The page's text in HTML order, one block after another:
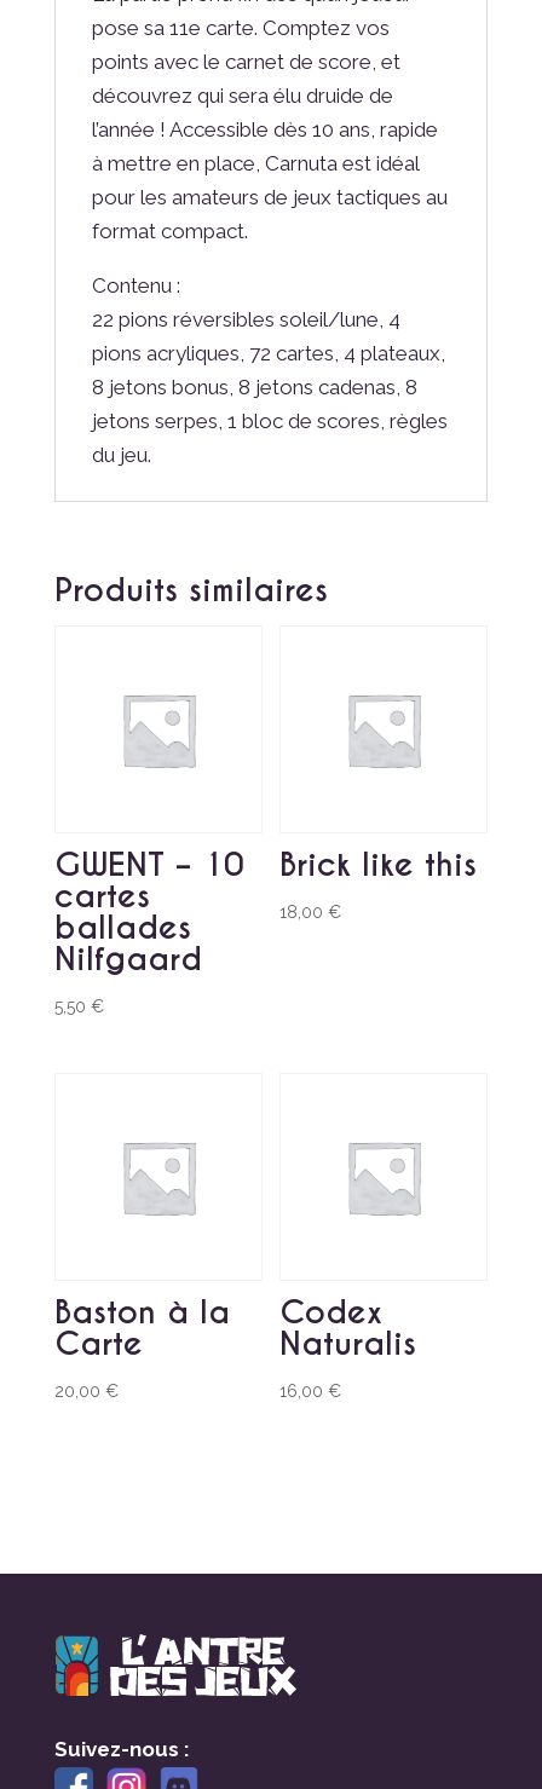
pose sa 11e carte. Comptez vos
points avec le carnet de score, et
découvrez qui sera élu druide de
l’année ! Accessible dès 10 ans, rapide
à mettre en place, Carnuta est idéal
pour les amateurs de jeux tactiques au
format compact.
Contenu :
22 pions réversibles soleil/lune, 4
pions acryliques, 72 cartes, 4 plateaux,
8 jetons bonus, 8 jetons cadenas, 8
jetons serpes, 1 bloc de scores, règles
du jeu.
Produits similaires
GWENT – 10
cartes
ballades
Nilfgaard
5,50 €
Brick like this
18,00€
Baston à la
Carte
20,00 €
Codex
Naturalis
16,00€
Suivez-nous :